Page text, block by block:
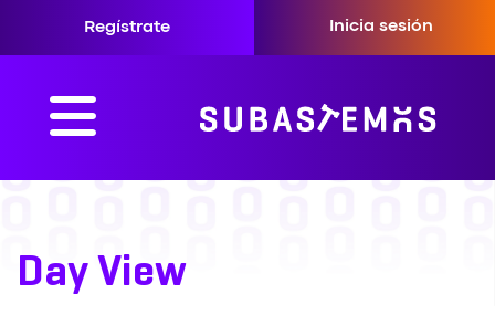
Regístrate Inicia sesión
Day View